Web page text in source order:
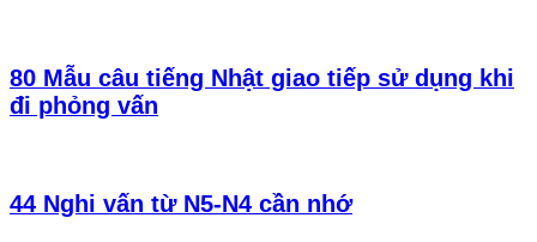
80 Mẫu câu tiếng Nhật giao tiếp sử dụng khi
đi phỏng vấn
44 Nghi vấn từ N5-N4 cần nhớ